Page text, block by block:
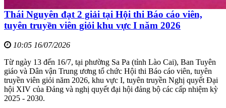
Thái Nguyên đạt 2 giải tại Hội thi Báo cáo viên,
tuyên truyền viên giỏi khu vực I năm 2026
10:05 16/07/2026
Từ ngày 13 đến 16/7, tại phường Sa Pa (tỉnh Lào Cai), Ban Tuyên
giáo và Dân vận Trung ương tổ chức Hội thi Báo cáo viên, tuyên
truyền viên giỏi năm 2026, khu vực I, tuyên truyền Nghị quyết Đại
hội XIV của Đảng và nghị quyết đại hội đảng bộ các cấp nhiệm kỳ
2025 - 2030.